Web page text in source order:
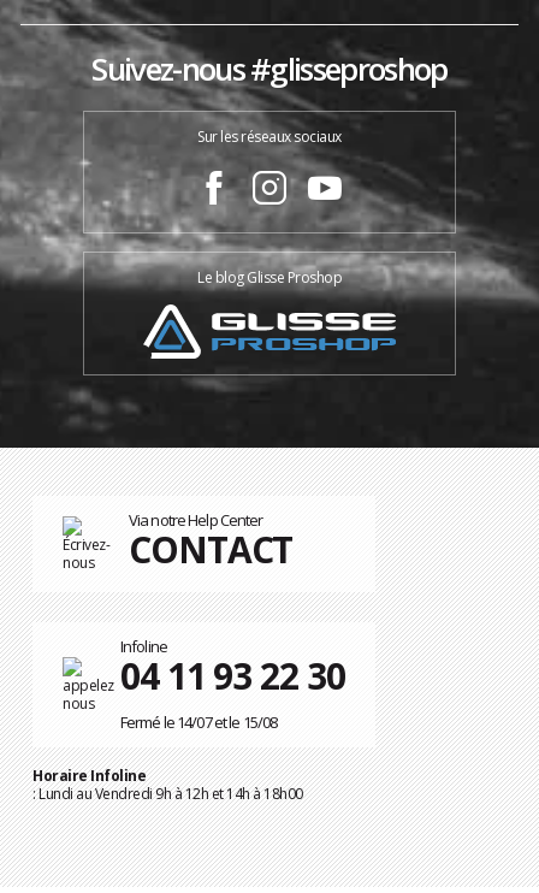
Suivez-nous #glisseproshop
Sur les réseaux sociaux
Le blog Glisse Proshop
Via notre Help Center
CONTACT
Infoline
04 11 93 22 30
Fermé le 14/07 et le 15/08
Horaire Infoline
: Lundi au Vendredi 9h à 12h et 14h à 18h00